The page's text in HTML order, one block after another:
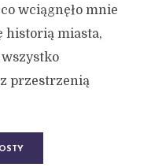
wciągnęło mnie
historią miasta,
przestrzenią